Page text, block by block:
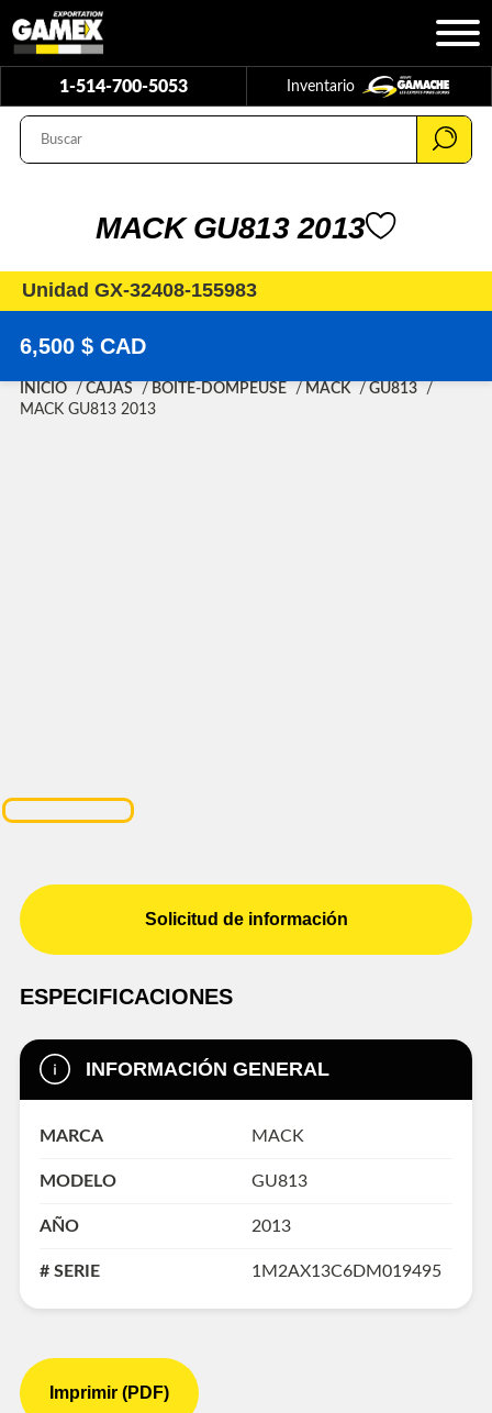
1-514-700-5053 Inventario
MACK GU813 2013
Unidad GX-32408-155983
6,500 $ CAD
INICIO CAJAS BOITE-DOMPEUSE MACK
GU813
MACK GU813 2013
Solicitud de información
ESPECIFICACIONES
INFORMACIÓN GENERAL
MARCA MACK
MODELO GU813
AÑO 2013
# SERIE 1M2AX13C6DM019495
Imprimir (PDF)